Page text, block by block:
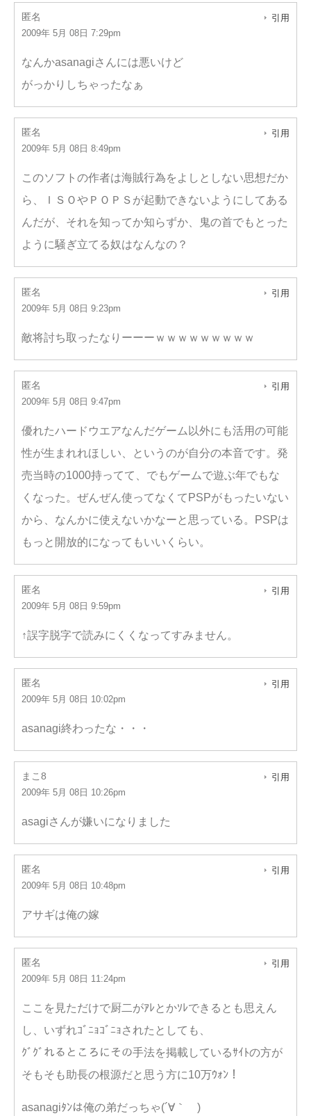
匿名
2009年 5月 08日 7:29pm
引用
なんかasanagiさんには悪いけど
がっかりしちゃったなぁ
匿名
2009年 5月 08日 8:49pm
引用
このソフトの作者は海賊行為をよしとしない思想だか
ら、ＩＳＯやＰＯＰＳが起動できないようにしてある
んだが、それを知ってか知らずか、鬼の首でもとった
ように騒ぎ立てる奴はなんなの？
匿名
2009年 5月 08日 9:23pm
引用
敵将討ち取ったなりーーーｗｗｗｗｗｗｗｗｗ
匿名
2009年 5月 08日 9:47pm
引用
優れたハードウエアなんだゲーム以外にも活用の可能
性が生まれれほしい、というのが自分の本音です。発
売当時の1000持ってて、でもゲームで遊ぶ年でもな
くなった。ぜんぜん使ってなくてPSPがもったいない
から、なんかに使えないかなーと思っている。PSPは
もっと開放的になってもいいくらい。
匿名
2009年 5月 08日 9:59pm
引用
↑誤字脱字で読みにくくなってすみません。
匿名
2009年 5月 08日 10:02pm
引用
asanagi終わったな・・・
まこ8
2009年 5月 08日 10:26pm
引用
asagiさんが嫌いになりました
匿名
2009年 5月 08日 10:48pm
引用
アサギは俺の嫁
匿名
2009年 5月 08日 11:24pm
引用
ここを見ただけで厨二がｱﾚとかｿﾚできるとも思えん
し、いずれｺﾞﾆｮｺﾞﾆｮされたとしても、
ｸﾞｸﾞれるところにその手法を掲載しているｻｲﾄの方が
そもそも助長の根源だと思う方に10万ｳｫﾝ！
asanagiﾀﾝは俺の弟だっちゃ(´∀｀ )